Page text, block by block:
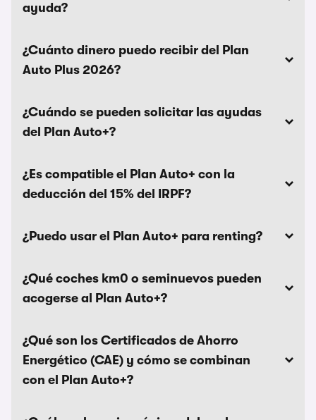
ayuda?
¿Cuánto dinero puedo recibir del Plan
Auto Plus 2026?
¿Cuándo se pueden solicitar las ayudas
del Plan Auto+?
¿Es compatible el Plan Auto+ con la
deducción del 15% del IRPF?
¿Puedo usar el Plan Auto+ para renting?
¿Qué coches km0 o seminuevos pueden
acogerse al Plan Auto+?
¿Qué son los Certificados de Ahorro
Energético (CAE) y cómo se combinan
con el Plan Auto+?